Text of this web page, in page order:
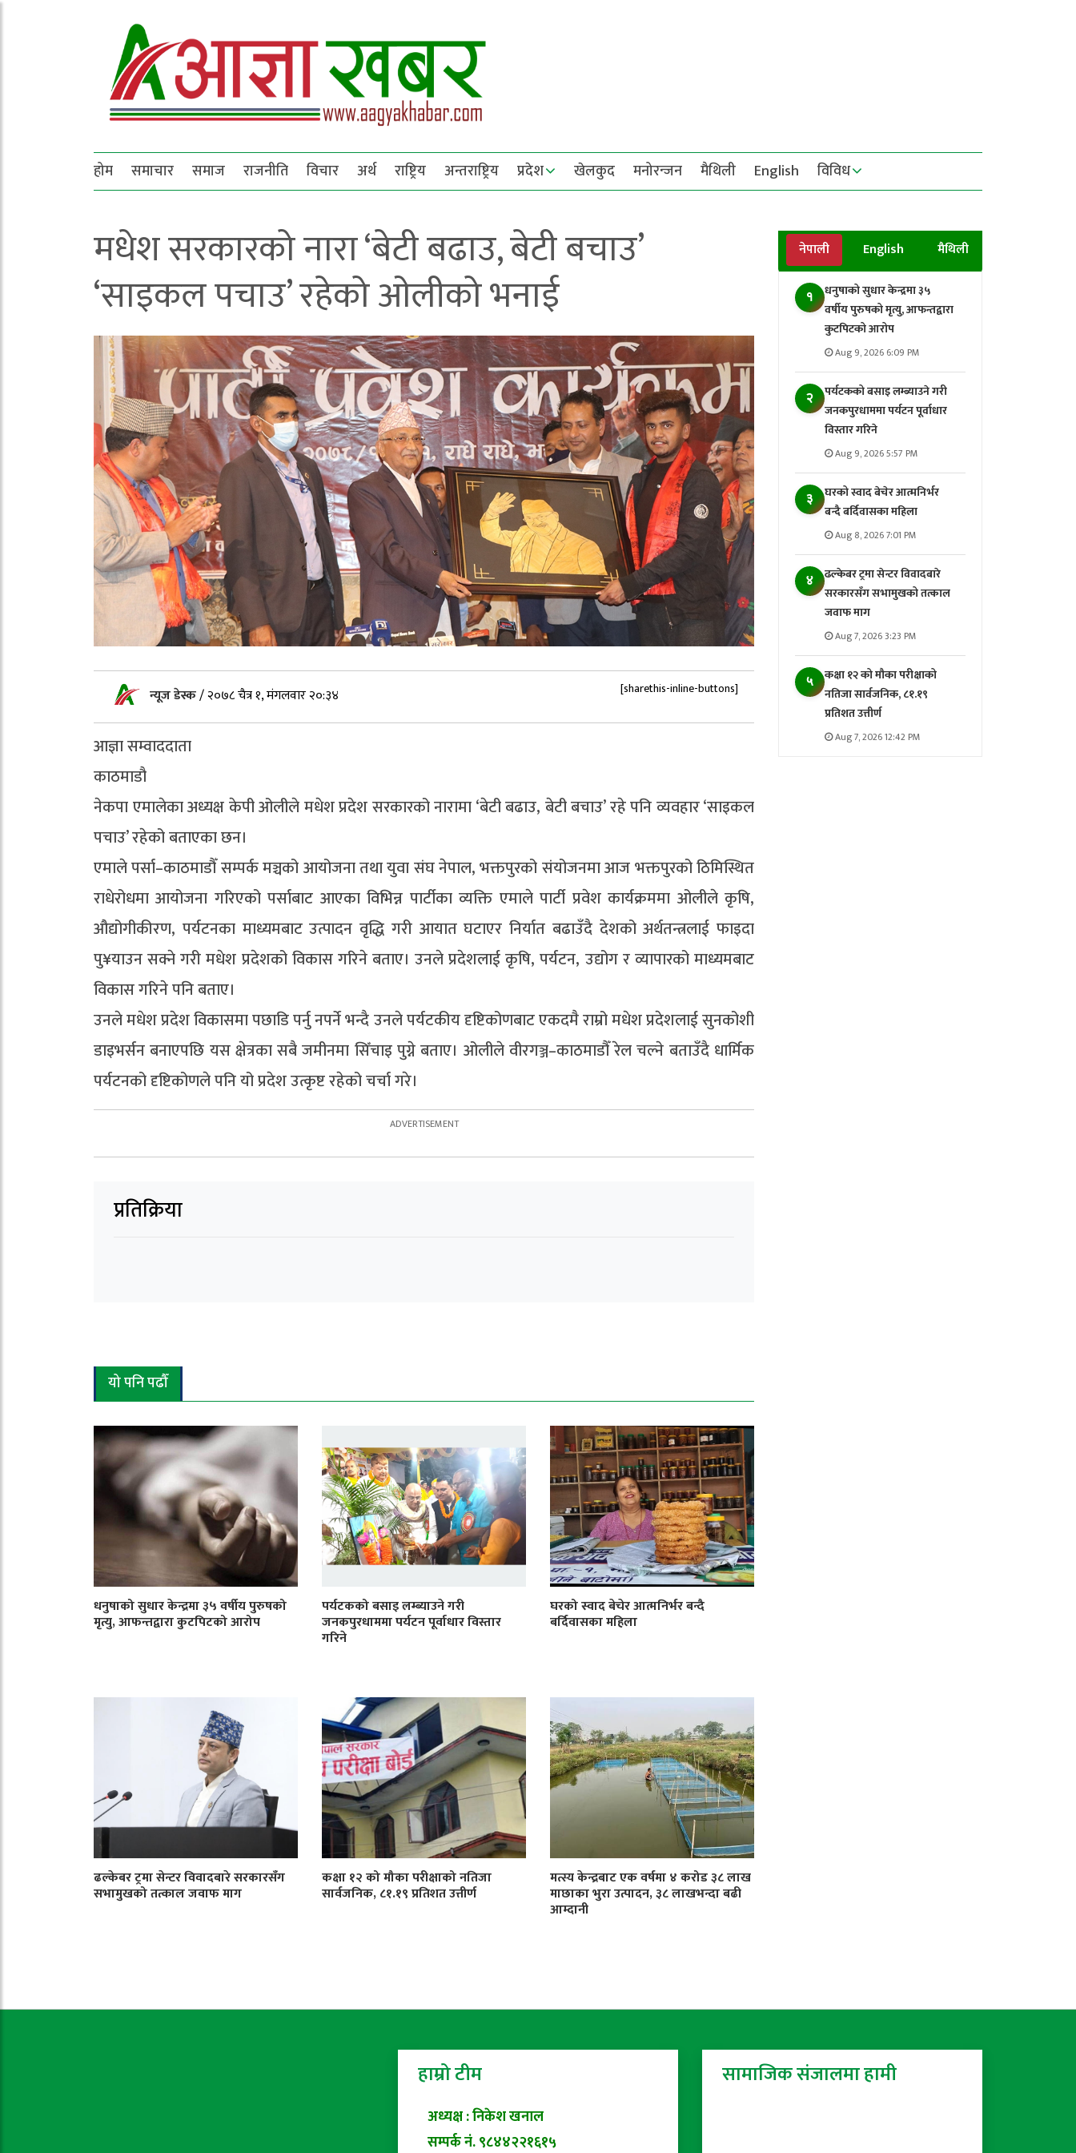
होम समाचार समाज राजनीति विचार अर्थ राष्ट्रिय अन्तराष्ट्रिय प्रदेश खेलकुद मनोरन्जन मैथिली English विविध
मधेश सरकारको नारा ‘बेटी बढाउ, बेटी बचाउ’
‘साइकल पचाउ’ रहेको ओलीको भनाई
न्यूज डेस्क/२०७८ चैत्र १, मंगलवार २०:३४ [sharethis-inline-buttons]
आज्ञा सम्वाददाता
काठमाडौ
नेकपा एमालेका अध्यक्ष केपी ओलीले मधेश प्रदेश सरकारको नारामा ‘बेटी बढाउ, बेटी बचाउ’ रहे पनि व्यवहार ‘साइकल
पचाउ’ रहेको बताएका छन।
एमाले पर्सा–काठमाडौँ सम्पर्क मञ्चको आयोजना तथा युवा संघ नेपाल, भक्तपुरको संयोजनमा आज भक्तपुरको ठिमिस्थित
राधेरोधमा आयोजना गरिएको पर्साबाट आएका विभिन्न पार्टीका व्यक्ति एमाले पार्टी प्रवेश कार्यक्रममा ओलीले कृषि,
औद्योगीकीरण, पर्यटनका माध्यमबाट उत्पादन वृद्धि गरी आयात घटाएर निर्यात बढाउँदै देशको अर्थतन्त्रलाई फाइदा
पु¥याउन सक्ने गरी मधेश प्रदेशको विकास गरिने बताए। उनले प्रदेशलाई कृषि, पर्यटन, उद्योग र व्यापारको माध्यमबाट
विकास गरिने पनि बताए।
उनले मधेश प्रदेश विकासमा पछाडि पर्नु नपर्ने भन्दै उनले पर्यटकीय दृष्टिकोणबाट एकदमै राम्रो मधेश प्रदेशलाई सुनकोशी
डाइभर्सन बनाएपछि यस क्षेत्रका सबै जमीनमा सिँचाइ पुग्ने बताए। ओलीले वीरगञ्ज–काठमाडौँ रेल चल्ने बताउँदै धार्मिक
पर्यटनको दृष्टिकोणले पनि यो प्रदेश उत्कृष्ट रहेको चर्चा गरे।
प्रतिक्रिया
नेपाली English मैथिली
१
धनुषाको सुधार केन्द्रमा ३५
वर्षीय पुरुषको मृत्यु, आफन्तद्वारा
कुटपिटको आरोप
Aug 9, 2026 6:09 PM
२
पर्यटकको बसाइ लम्ब्याउने गरी
जनकपुरधाममा पर्यटन पूर्वाधार
विस्तार गरिने
Aug 9, 2026 5:57 PM
३
घरको स्वाद बेचेर आत्मनिर्भर
बन्दै बर्दिवासका महिला
Aug 8, 2026 7:01 PM
४
ढल्केबर ट्रमा सेन्टर विवादबारे
सरकारसँग सभामुखको तत्काल
जवाफ माग
Aug 7, 2026 3:23 PM
५
कक्षा १२ को मौका परीक्षाको
नतिजा सार्वजनिक, ८१.१९
प्रतिशत उत्तीर्ण
Aug 7, 2026 12:42 PM
यो पनि पढौँ
धनुषाको सुधार केन्द्रमा ३५ वर्षीय पुरुषको
मृत्यु, आफन्तद्वारा कुटपिटको आरोप
पर्यटकको बसाइ लम्ब्याउने गरी
जनकपुरधाममा पर्यटन पूर्वाधार विस्तार
गरिने
घरको स्वाद बेचेर आत्मनिर्भर बन्दै
बर्दिवासका महिला
ढल्केबर ट्रमा सेन्टर विवादबारे सरकारसँग
सभामुखको तत्काल जवाफ माग
कक्षा १२ को मौका परीक्षाको नतिजा
सार्वजनिक, ८१.१९ प्रतिशत उत्तीर्ण
मत्स्य केन्द्रबाट एक वर्षमा ४ करोड ३८ लाख
माछाका भुरा उत्पादन, ३८ लाखभन्दा बढी
आम्दानी
हाम्रो टीम
अध्यक्ष : निकेश खनाल
सम्पर्क नं. ९८४४२२१६१५
सामाजिक संजालमा हामी